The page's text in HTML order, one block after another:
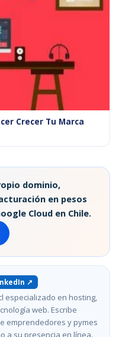
Crecer Tu Marca
dominio,
en pesos
Cloud en Chile.
↗
especializado en hosting,
web. Escribe
emprendedores y pymes
a su presencia en línea.